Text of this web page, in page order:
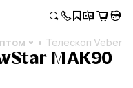
Телескоп Veber
MAK90